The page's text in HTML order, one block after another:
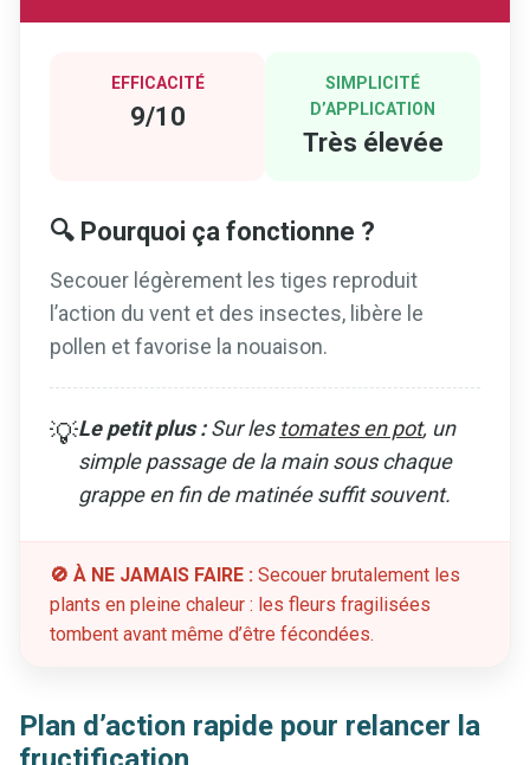
EFFICACITÉ
9/10
SIMPLICITÉ
D’APPLICATION
Très élevée
🔍 Pourquoi ça fonctionne ?
Secouer légèrement les tiges reproduit
l’action du vent et des insectes, libère le
pollen et favorise la nouaison.
💡Le petit plus :Sur les tomates en pot, un
simple passage de la main sous chaque
grappe en fin de matinée suffit souvent.
🚫 À NE JAMAIS FAIRE : Secouer brutalement les
plants en pleine chaleur : les fleurs fragilisées
tombent avant même d’être fécondées.
Plan d’action rapide pour relancer la